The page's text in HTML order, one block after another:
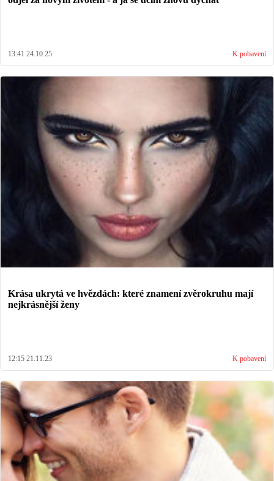
13:41 24.10.25 K pobavení
Krása ukrytá ve hvězdách: které znamení zvěrokruhu mají
nejkrásnější ženy
12:15 21.11.23 K pobavení